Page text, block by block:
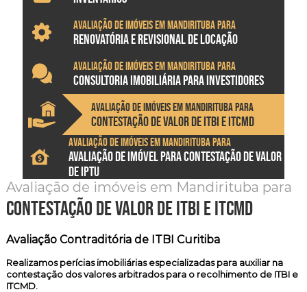
Avaliação de imóveis em Mandirituba para
RENOVATÓRIA E REVISIONAL DE LOCAÇÃO
Avaliação de imóveis em Mandirituba para
CONSULTORIA IMOBILIÁRIA PARA INVESTIDORES
Avaliação de imóveis em Mandirituba para
CONTESTAÇÃO DE VALOR DE ITBI E ITCMD
Avaliação de imóveis em Mandirituba para
AVALIAÇÃO DE IMÓVEL PARA CONTESTAÇÃO DE VALOR
DE IPTU
Avaliação de imóveis em Mandirituba para
contestação de valor de itbi e itcmd
Avaliação Contraditória de ITBI Curitiba
Realizamos perícias imobiliárias especializadas para auxiliar na
contestação dos valores arbitrados para o recolhimento de ITBI e
ITCMD.